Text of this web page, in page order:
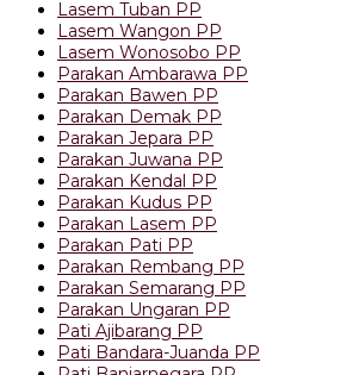
Lasem Tuban PP
Lasem Wangon PP
Lasem Wonosobo PP
Parakan Ambarawa PP
Parakan Bawen PP
Parakan Demak PP
Parakan Jepara PP
Parakan Juwana PP
Parakan Kendal PP
Parakan Kudus PP
Parakan Lasem PP
Parakan Pati PP
Parakan Rembang PP
Parakan Semarang PP
Parakan Ungaran PP
Pati Ajibarang PP
Pati Bandara-Juanda PP